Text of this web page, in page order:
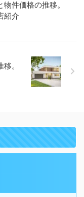
件価格の推移。
紹介
。